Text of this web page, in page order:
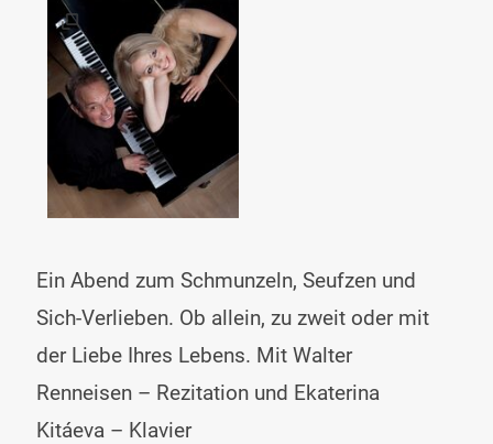
Ein Abend zum Schmunzeln, Seufzen und
Sich-Verlieben. Ob allein, zu zweit oder mit
der Liebe Ihres Lebens. Mit Walter
Renneisen – Rezitation und Ekaterina
Kitáeva – Klavier